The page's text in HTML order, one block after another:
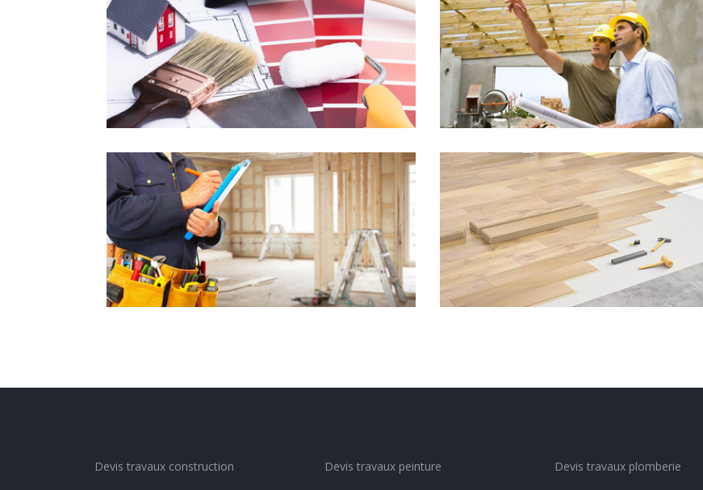
Peinture – Tapisserie Plafond – Cloison – Plâtre
Rénovation générale Sols intérieurs
Devis travaux construction
Devis travaux peinture
Devis travaux plomberie